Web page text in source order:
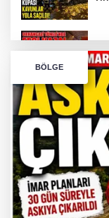
BÖLGE